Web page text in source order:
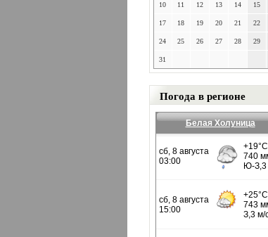
10 11 12 13 14 15
17 18 19 20 21 22
24 25 26 27 28 29
31
Погода в регионе
Белая Холуница